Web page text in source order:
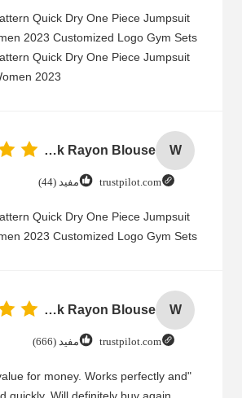
Quick Dry One Piece Jumpsuit
2023 Customized Logo Gym Sets
Quick Dry One Piece Jumpsuit
2023@
W
Women Cold Shoulder V Neck Rayon Blouse
trustpilot.com مفید (44)
Quick Dry One Piece Jumpsuit
2023 Customized Logo Gym Sets
W
Women Cold Shoulder V Neck Rayon Blouse
trustpilot.com مفید (666)
for money. Works perfectly and